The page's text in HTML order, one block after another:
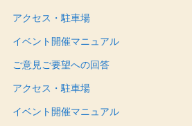
アクセス・駐車場
イベント開催マニュアル
ご意見ご要望への回答
アクセス・駐車場
イベント開催マニュアル